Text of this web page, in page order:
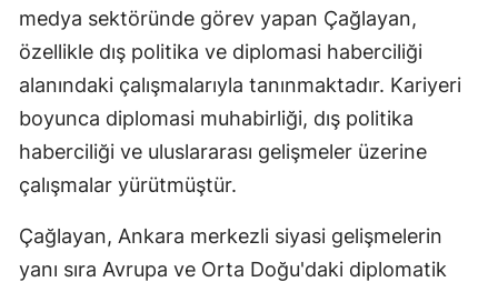
Muğla
Muş
Nevşehir
Ordu
Rize
medya sektöründe görev yapan Çağlayan,
özellikle dış politika ve diplomasi haberciliği
alanındaki çalışmalarıyla tanınmaktadır. Kariyeri
boyunca diplomasi muhabirliği, dış politika
haberciliği ve uluslararası gelişmeler üzerine
çalışmalar yürütmüştür.
Çağlayan, Ankara merkezli siyasi gelişmelerin
yanı sıra Avrupa ve Orta Doğu'daki diplomatik